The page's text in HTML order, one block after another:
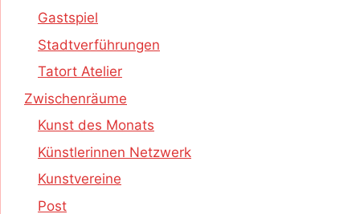
Gastspiel
Stadtverführungen
Tatort Atelier
Zwischenräume
Kunst des Monats
Künstlerinnen Netzwerk
Kunstvereine
Post